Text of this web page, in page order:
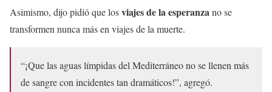
Asimismo, dijo pidió que losviajes de la esperanzano se
transformen nunca más en viajes de la muerte.
“¡Que las aguas límpidas del Mediterráneo no se llenen más
de sangre con incidentes tan dramáticos!”, agregó.